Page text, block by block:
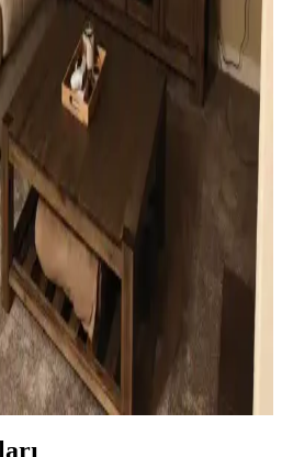
kahverengi zeminlerde perde ve perde
açıdan mekanın atmosferini
tercihleri mekana sıcaklık ve uyum
Dokunuşlarla
Dönüşümü
halı, sanat eserleri ve mobilya
mekanların kişisel ve
değiştirir.
Denge ve
Alanı Genişletme
aydınlatma, mobilya ve dekorasyon
sağlanarak alan görsel olarak